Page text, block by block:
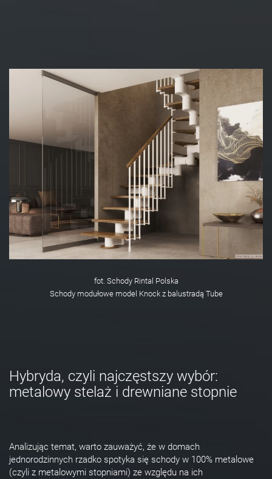
fot. Schody Rintal Polska
Schody modułowe model Knock z balustradą Tube
Hybryda, czyli najczęstszy wybór:
metalowy stelaż i drewniane stopnie
Analizując temat, warto zauważyć, że w domach
jednorodzinnych rzadko spotyka się schody w 100% metalowe
(czyli z metalowymi stopniami) ze względu na ich